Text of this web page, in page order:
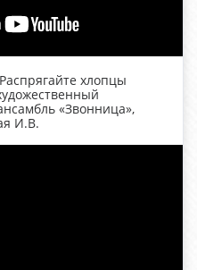
хлопцы
«Звонница»,
И.В.